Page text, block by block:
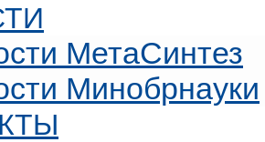
МетаСинтез
Минобрнауки